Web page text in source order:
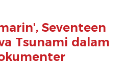
Seventeen
Tsunami dalam